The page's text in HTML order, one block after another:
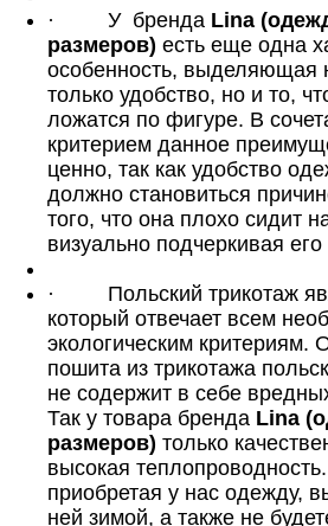
· У бренда Lina
размеров) есть еще одна
особенность,
только удобство, но и то,
ложатся по фигуре. В
критерием данное
ценно, так как удобство
должно становиться
того, что она плохо сидит
визуально подчеркивая его
·
Польский трикотаж
который отвечает всем
экологическим критериям.
пошита из трикотажа
не содержит в себе
Так у товара бренда Lina
размеров) только
высокая
приобретая у нас одежду,
ней зимой, а также не